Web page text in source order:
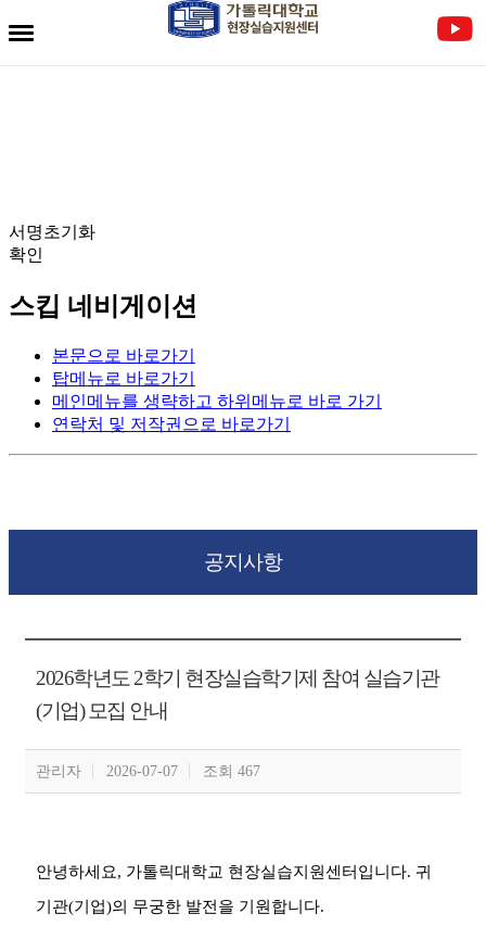
전자서명란
서명초기화
확인
스킵 네비게이션
본문으로 바로가기
탑메뉴로 바로가기
메인메뉴를 생략하고 하위메뉴로 바로 가기
연락처 및 저작권으로 바로가기
공지사항
2026학년도 2학기 현장실습학기제 참여 실습기관
(기업) 모집 안내
관리자 2026-07-07 조회 467
안녕하세요, 가톨릭대학교 현장실습지원센터입니다. 귀
기관(기업)의 무궁한 발전을 기원합니다.